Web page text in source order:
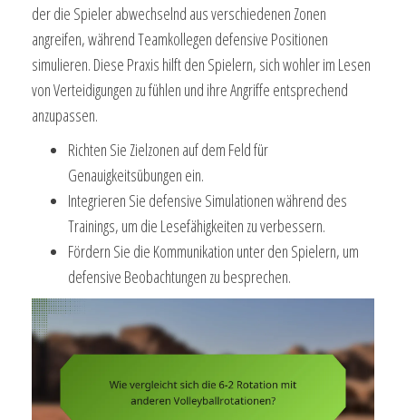
der die Spieler abwechselnd aus verschiedenen Zonen
angreifen, während Teamkollegen defensive Positionen
simulieren. Diese Praxis hilft den Spielern, sich wohler im Lesen
von Verteidigungen zu fühlen und ihre Angriffe entsprechend
anzupassen.
Richten Sie Zielzonen auf dem Feld für
Genauigkeitsübungen ein.
Integrieren Sie defensive Simulationen während des
Trainings, um die Lesefähigkeiten zu verbessern.
Fördern Sie die Kommunikation unter den Spielern, um
defensive Beobachtungen zu besprechen.